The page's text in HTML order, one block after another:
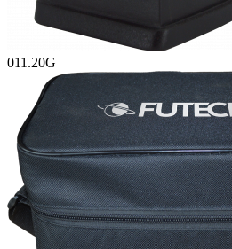
011.20G